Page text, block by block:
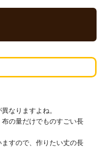
なりますよね。
の量だけでものすごい長
すので、作りたい丈の長